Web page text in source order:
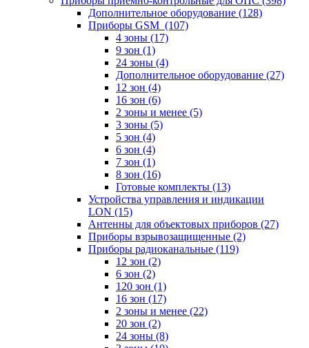
Дополнительное оборудование (128)
Приборы GSM (107)
4 зоны (17)
9 зон (1)
24 зоны (4)
Дополнительное оборудование (27)
12 зон (4)
16 зон (6)
2 зоны и менее (5)
3 зоны (5)
5 зон (4)
6 зон (4)
7 зон (1)
8 зон (16)
Готовые комплекты (13)
Устройства управления и индикации
LON (15)
Антенны для объектовых приборов (27)
Приборы взрывозащищенные (2)
Приборы радиоканальные (119)
12 зон (2)
6 зон (2)
120 зон (1)
16 зон (17)
2 зоны и менее (22)
20 зон (2)
24 зоны (8)